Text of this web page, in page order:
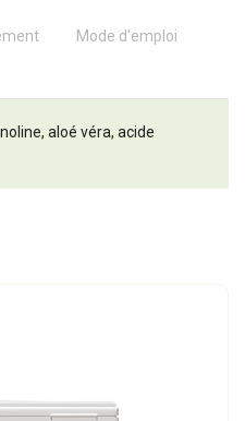
Mode d'emploi
aloé véra, acide